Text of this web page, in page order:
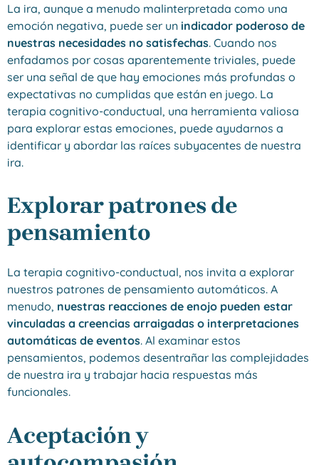
La ira, aunque a menudo malinterpretada como una
emoción negativa, puede ser un indicador poderoso de
nuestras necesidades no satisfechas. Cuando nos
enfadamos por cosas aparentemente triviales, puede
ser una señal de que hay emociones más profundas o
expectativas no cumplidas que están en juego. La
terapia cognitivo-conductual, una herramienta valiosa
para explorar estas emociones, puede ayudarnos a
identificar y abordar las raíces subyacentes de nuestra
ira.
Explorar patrones de
pensamiento
La terapia cognitivo-conductual, nos invita a explorar
nuestros patrones de pensamiento automáticos. A
menudo, nuestras reacciones de enojo pueden estar
vinculadas a creencias arraigadas o interpretaciones
automáticas de eventos. Al examinar estos
pensamientos, podemos desentrañar las complejidades
de nuestra ira y trabajar hacia respuestas más
funcionales.
Aceptación y